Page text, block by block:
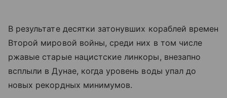
В результате десятки затонувших кораблей времен
Второй мировой войны, среди них в том числе
ржавые старые нацистские линкоры, внезапно
всплыли в Дунае, когда уровень воды упал до
новых рекордных минимумов.